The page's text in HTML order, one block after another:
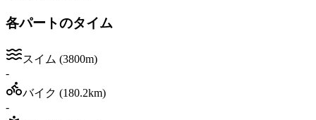
各パートのタイム
スイム (3800m)
-
バイク (180.2km)
-